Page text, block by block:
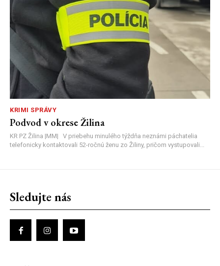
KRIMI SPRÁVY
Podvod v okrese Žilina
KR PZ Žilina |MM| V priebehu minulého týždňa neznámi páchatelia
telefonicky kontaktovali 52-ročnú ženu zo Žiliny, pričom vystupovali...
Sledujte nás